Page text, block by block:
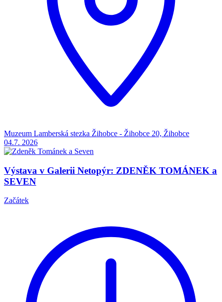
Muzeum Lamberská stezka Žihobce - Žihobce 20, Žihobce
04.7. 2026
Výstava v Galerii Netopýr: ZDENĚK TOMÁNEK a
SEVEN
Začátek